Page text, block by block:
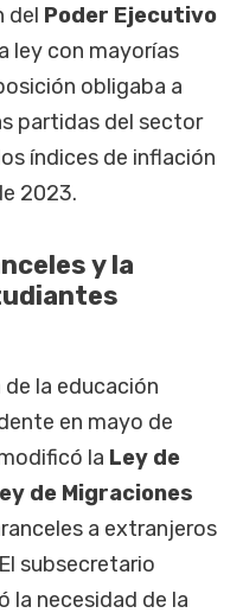
del Poder Ejecutivo
ley con mayorías
obligaba a
partidas del sector
índices de inflación
2023.
y la
la educación
en mayo de
la Ley de
de Migraciones
a extranjeros
subsecretario
la necesidad de la